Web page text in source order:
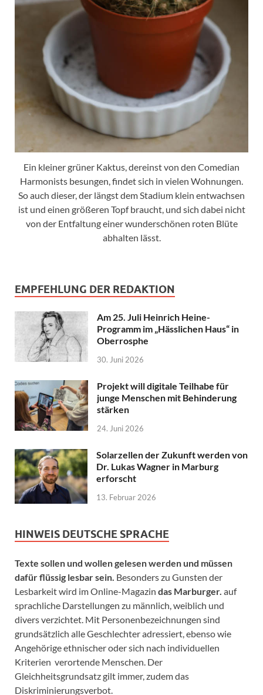
Ein kleiner grüner Kaktus, dereinst von den Comedian
Harmonists besungen, findet sich in vielen Wohnungen.
So auch dieser, der längst dem Stadium klein entwachsen
ist und einen größeren Topf braucht, und sich dabei nicht
von der Entfaltung einer wunderschönen roten Blüte
abhalten lässt.
EMPFEHLUNG DER REDAKTION
Am 25. Juli Heinrich Heine-
Programm im „Hässlichen Haus“ in
Oberrosphe
30. Juni 2026
Projekt will digitale Teilhabe für
junge Menschen mit Behinderung
stärken
24. Juni 2026
Solarzellen der Zukunft werden von
Dr. Lukas Wagner in Marburg
erforscht
13. Februar 2026
HINWEIS DEUTSCHE SPRACHE
Texte sollen und wollen gelesen werden und müssen
dafür flüssig lesbar sein. Besonders zu Gunsten der
Lesbarkeit wird im Online-Magazin das Marburger. auf
sprachliche Darstellungen zu männlich, weiblich und
divers verzichtet. Mit Personenbezeichnungen sind
grundsätzlich alle Geschlechter adressiert, ebenso wie
Angehörige ethnischer oder sich nach individuellen
Kriterien verortende Menschen. Der
Gleichheitsgrundsatz gilt immer, zudem das
Diskriminierungsverbot.